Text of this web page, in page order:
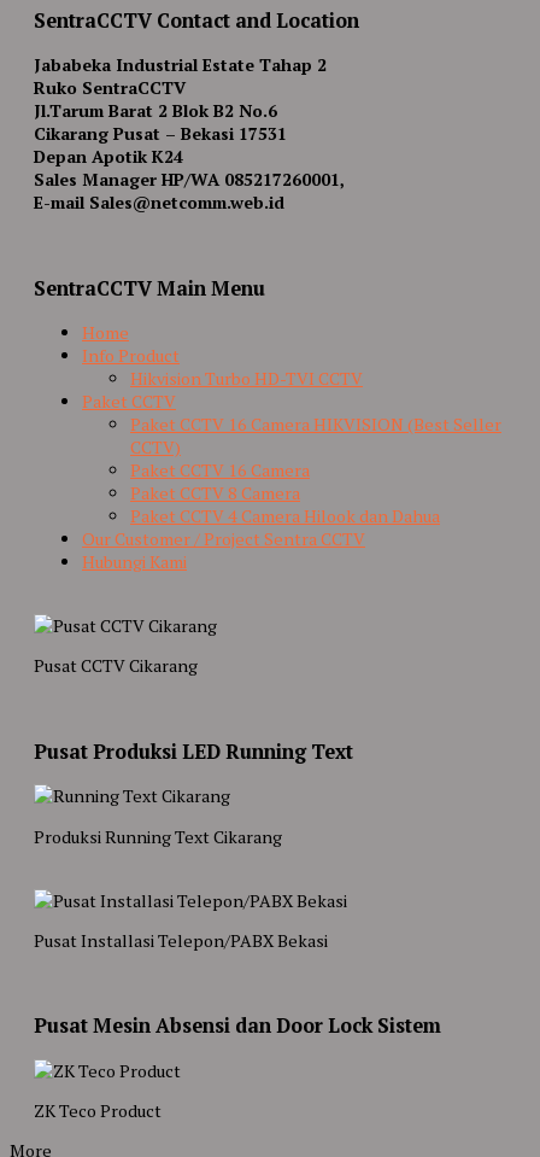
SentraCCTV Contact and Location
Jababeka Industrial Estate Tahap 2
Ruko SentraCCTV
Jl.Tarum Barat 2 Blok B2 No.6
Cikarang Pusat – Bekasi 17531
Depan Apotik K24
Sales Manager HP/WA 085217260001,
E-mail Sales@netcomm.web.id
SentraCCTV Main Menu
Home
Info Product
Hikvision Turbo HD-TVI CCTV
Paket CCTV
Paket CCTV 16 Camera HIKVISION (Best Seller
CCTV)
Paket CCTV 16 Camera
Paket CCTV 8 Camera
Paket CCTV 4 Camera Hilook dan Dahua
Our Customer / Project Sentra CCTV
Hubungi Kami
Pusat CCTV Cikarang
Pusat Produksi LED Running Text
Produksi Running Text Cikarang
Pusat Installasi Telepon/PABX Bekasi
Pusat Mesin Absensi dan Door Lock Sistem
ZK Teco Product
More